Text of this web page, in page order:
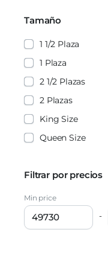
Tamaño
1 1/2 Plaza
1 Plaza
2 1/2 Plazas
2 Plazas
King Size
Queen Size
Filtrar por precios
Min price
-